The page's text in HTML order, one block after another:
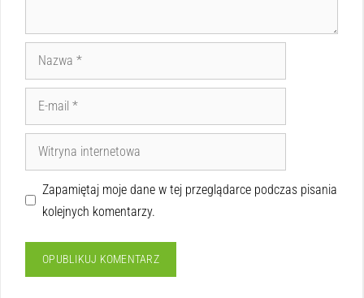
Zapamiętaj moje dane w tej przeglądarce podczas pisania
kolejnych komentarzy.